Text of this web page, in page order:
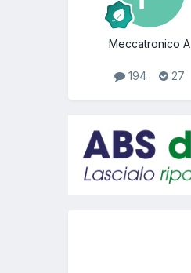
Meccatronico A
194 27